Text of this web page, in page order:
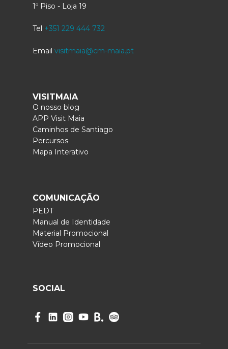
1º Piso - Loja 19
Tel +351 229 444 732
Email visitmaia@cm-maia.pt
VISITMAIA
O nosso blog
APP Visit Maia
Caminhos de Santiago
Percursos
Mapa Interativo
COMUNICAÇÃO
PEDT
Manual de Identidade
Material Promocional
Vídeo Promocional
SOCIAL